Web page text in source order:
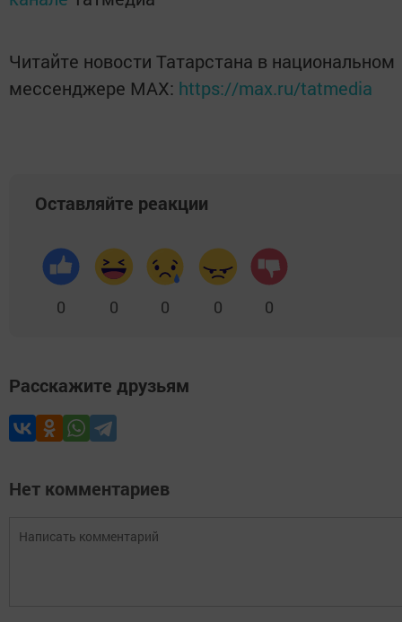
Читайте новости Татарстана в национальном
мессенджере MАХ: https://max.ru/tatmedia
Оставляйте реакции
0 0 0 0 0
Расскажите друзьям
Нет комментариев